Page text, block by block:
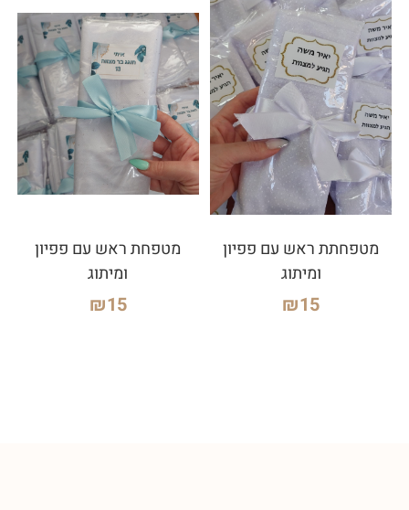
מטפחתת ראש עם פפיון
ומיתוג
₪15
מטפחת ראש עם פפיון
ומיתוג
₪15